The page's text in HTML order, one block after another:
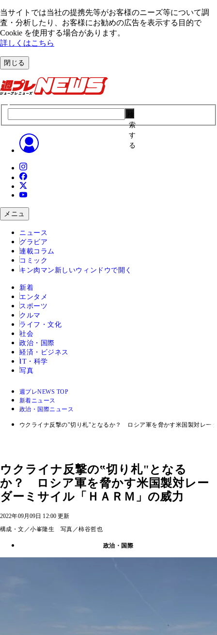
当サイトでは当社の提携先等がお客様のニーズ等について調
査・分析したり、お客様にお勧めの広告を表⽰する⽬的で
Cookie を使⽤する場合があります。
詳しくはこちら
閉じる
索
す
る
メニュ
ニュース
グラビア
連載コラム
コミック
キン肉マン 新しいウィンドウで開く
新着
エンタメ
スポーツ
クルマ
ライフ・文化
社会
政治・国際
経済・ビジネス
IT・科学
写真
週プレNEWS TOP
新着ニュース
政治・国際ニュース
ウクライナ反撃の‟切り札"となるか？ ロシア軍を脅かす米国製対レ
ウクライナ反撃の‟切り札"となる
か？ ロシア軍を脅かす米国製対レー
ダーミサイル「ＨＡＲＭ」の威力
2022年09月09日 12:00 更新
構成・文／小峯隆生 写真／柿谷哲也
政治・国際